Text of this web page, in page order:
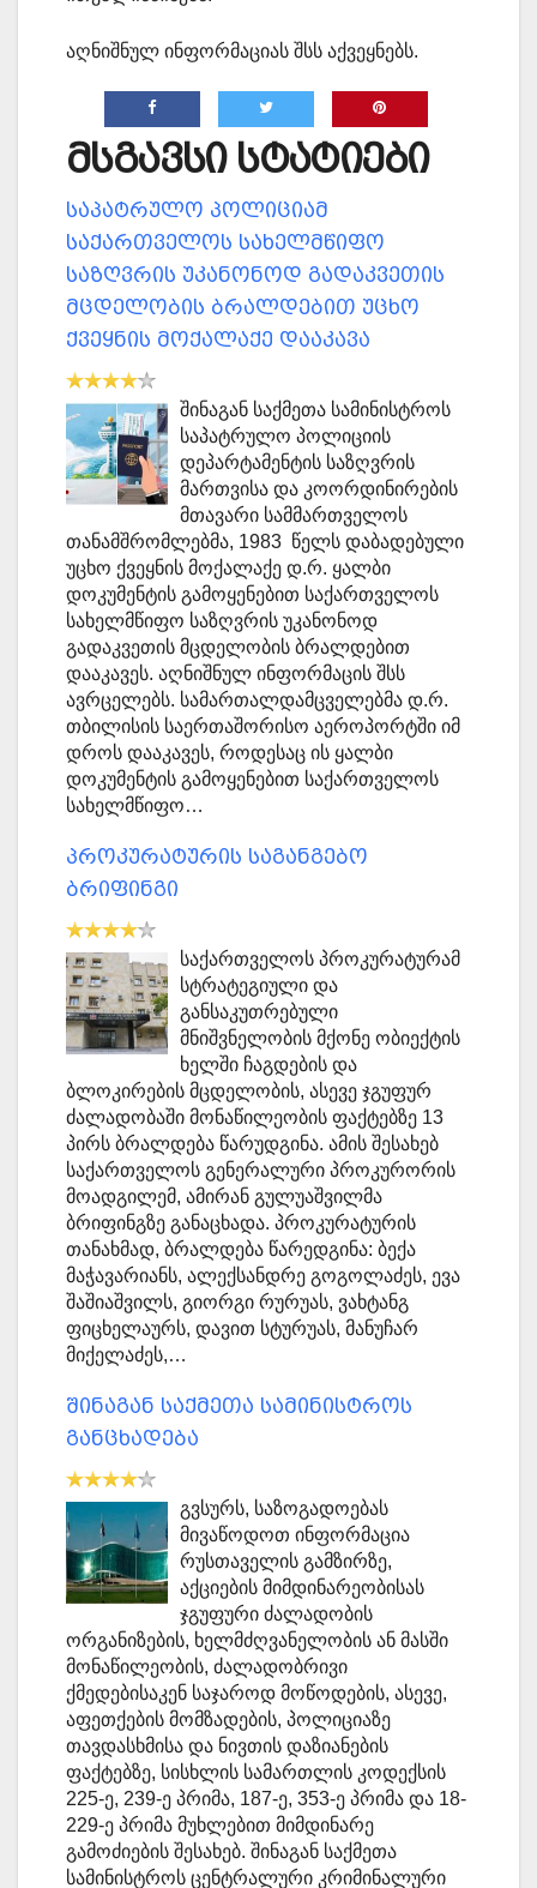
აღნიშნულ ინფორმაციას შსს აქვეყნებს.
მსგავსი სტატიები
საპატრულო პოლიციამ
საქართველოს სახელმწიფო
საზღვრის უკანონოდ გადაკვეთის
მცდელობის ბრალდებით უცხო
ქვეყნის მოქალაქე დააკავა
შინაგან საქმეთა სამინისტროს
საპატრულო პოლიციის
დეპარტამენტის საზღვრის
მართვისა და კოორდინირების
მთავარი სამმართველოს
თანამშრომლებმა, 1983 წელს დაბადებული
უცხო ქვეყნის მოქალაქე დ.რ. ყალბი
დოკუმენტის გამოყენებით საქართველოს
სახელმწიფო საზღვრის უკანონოდ
გადაკვეთის მცდელობის ბრალდებით
დააკავეს. აღნიშნულ ინფორმაცის შსს
ავრცელებს. სამართალდამცველებმა დ.რ.
თბილისის საერთაშორისო აეროპორტში იმ
დროს დააკავეს, როდესაც ის ყალბი
დოკუმენტის გამოყენებით საქართველოს
სახელმწიფო…
პროკურატურის საგანგებო
ბრიფინგი
საქართველოს პროკურატურამ
სტრატეგიული და
განსაკუთრებული
მნიშვნელობის მქონე ობიექტის
ხელში ჩაგდების და
ბლოკირების მცდელობის, ასევე ჯგუფურ
ძალადობაში მონაწილეობის ფაქტებზე 13
პირს ბრალდება წარუდგინა. ამის შესახებ
საქართველოს გენერალური პროკურორის
მოადგილემ, ამირან გულუაშვილმა
ბრიფინგზე განაცხადა. პროკურატურის
თანახმად, ბრალდება წარედგინა: ბექა
მაჭავარიანს, ალექსანდრე გოგოლაძეს, ევა
შაშიაშვილს, გიორგი რურუას, ვახტანგ
ფიცხელაურს, დავით სტურუას, მანუჩარ
მიქელაძეს,…
შინაგან საქმეთა სამინისტროს
განცხადება
გვსურს, საზოგადოებას
მივაწოდოთ ინფორმაცია
რუსთაველის გამზირზე,
აქციების მიმდინარეობისას
ჯგუფური ძალადობის
ორგანიზების, ხელმძღვანელობის ან მასში
მონაწილეობის, ძალადობრივი
ქმედებისაკენ საჯაროდ მოწოდების, ასევე,
აფეთქების მომზადების, პოლიციაზე
თავდასხმისა და ნივთის დაზიანების
ფაქტებზე, სისხლის სამართლის კოდექსის
225-ე, 239-ე პრიმა, 187-ე, 353-ე პრიმა და 18-
229-ე პრიმა მუხლებით მიმდინარე
გამოძიების შესახებ. შინაგან საქმეთა
სამინისტროს ცენტრალური კრიმინალური